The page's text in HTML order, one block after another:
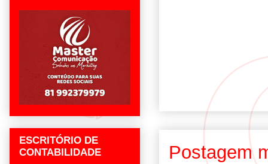
Postagem
ESCRITÓRIO DE
CONTABILIDADE